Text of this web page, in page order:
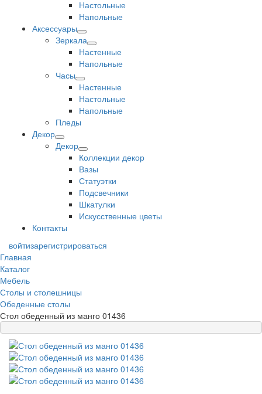
Настольные
Напольные
Аксессуары
Зеркала
Настенные
Напольные
Часы
Настенные
Настольные
Напольные
Пледы
Декор
Декор
Коллекции декор
Вазы
Статуэтки
Подсвечники
Шкатулки
Искусственные цветы
Контакты
войтизарегистрироваться
Главная
Каталог
Мебель
Столы и столешницы
Обеденные столы
Стол обеденный из манго 01436